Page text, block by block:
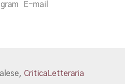
E-mail
CriticaLetteraria